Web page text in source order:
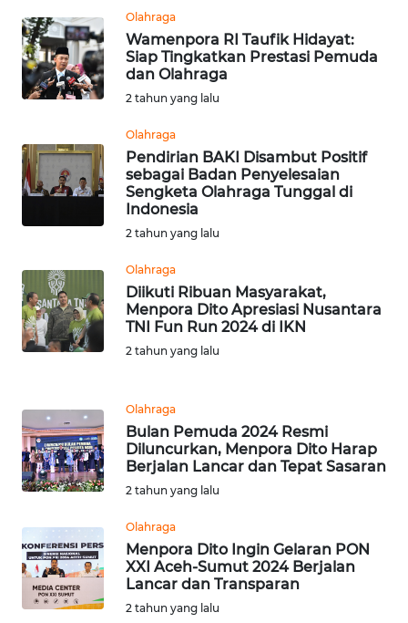
Olahraga
Wamenpora RI Taufik Hidayat:
Siap Tingkatkan Prestasi Pemuda
dan Olahraga
2 tahun yang lalu
Olahraga
Pendirian BAKI Disambut Positif
sebagai Badan Penyelesaian
Sengketa Olahraga Tunggal di
Indonesia
2 tahun yang lalu
Olahraga
Diikuti Ribuan Masyarakat,
Menpora Dito Apresiasi Nusantara
TNI Fun Run 2024 di IKN
2 tahun yang lalu
Olahraga
Bulan Pemuda 2024 Resmi
Diluncurkan, Menpora Dito Harap
Berjalan Lancar dan Tepat Sasaran
2 tahun yang lalu
Olahraga
Menpora Dito Ingin Gelaran PON
XXI Aceh-Sumut 2024 Berjalan
Lancar dan Transparan
2 tahun yang lalu
WN
LABUHANBATU
TENGAH
WN DELI
WN
TEBING
TINGGI
WN
WN
KARAWANG
WN
WN
BOGOR